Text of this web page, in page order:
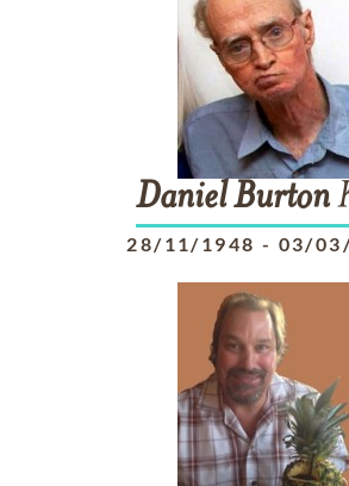
DanielBurton
28/11/1948 - 03/